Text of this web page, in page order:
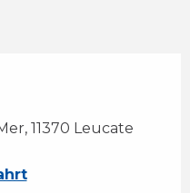
11370 Leucate